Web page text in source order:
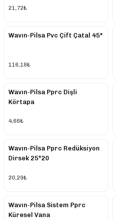
21,72₺
Wavın-Pilsa Pvc Çift Çatal 45°
116,18₺
Wavın-Pilsa Pprc Dişli
Körtapa
4,66₺
Wavın-Pilsa Pprc Redüksiyon
Dirsek 25*20
20,29₺
Wavın-Pilsa Sistem Pprc
Küresel Vana